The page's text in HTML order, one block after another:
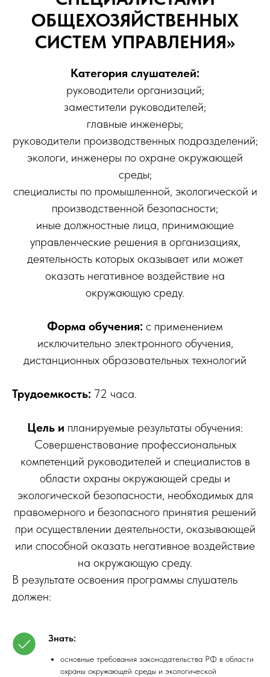
ОБЩЕХОЗЯЙСТВЕННЫХ
СИСТЕМ УПРАВЛЕНИЯ»
Категория слушателей:
руководители организаций;
заместители руководителей;
главные инженеры;
руководители производственных подразделений;
экологи, инженеры по охране окружающей
среды;
специалисты по промышленной, экологической и
производственной безопасности;
иные должностные лица, принимающие
управленческие решения в организациях,
деятельность которых оказывает или может
оказать негативное воздействие на
окружающую среду.
Форма обучения: с применением
исключительно электронного обучения,
дистанционных образовательных технологий
Трудоемкость: 72 часа.
Цель и планируемые результаты обучения:
Совершенствование профессиональных
компетенций руководителей и специалистов в
области охраны окружающей среды и
экологической безопасности, необходимых для
правомерного и безопасного принятия решений
при осуществлении деятельности, оказывающей
или способной оказать негативное воздействие
на окружающую среду.
В результате освоения программы слушатель
должен:
Знать:
основные требования законодательства РФ в области
охраны окружающей среды и экологической